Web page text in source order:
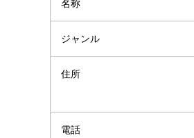
名称
ジャンル
住所
電話